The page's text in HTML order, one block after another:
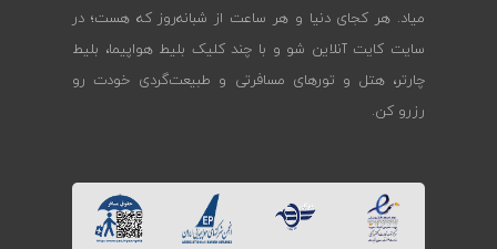
میاد. هر کجای دنیا و هر ساعت از شبانه‌روز که هست؛ در
سایت کایت آنلاین شو و با چند کلیک بلیط هواپیما، بلیط
چارتر، هتل و تورهای مسافرتی و طبیعت‌گردی خودت رو
رزرو کن.